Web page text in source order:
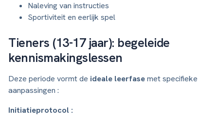
Naleving van instructies
Sportiviteit en eerlijk spel
Tieners (13-17 jaar): begeleide
kennismakingslessen
Deze periode vormt de ideale leerfasemet specifieke
aanpassingen :
Initiatieprotocol :